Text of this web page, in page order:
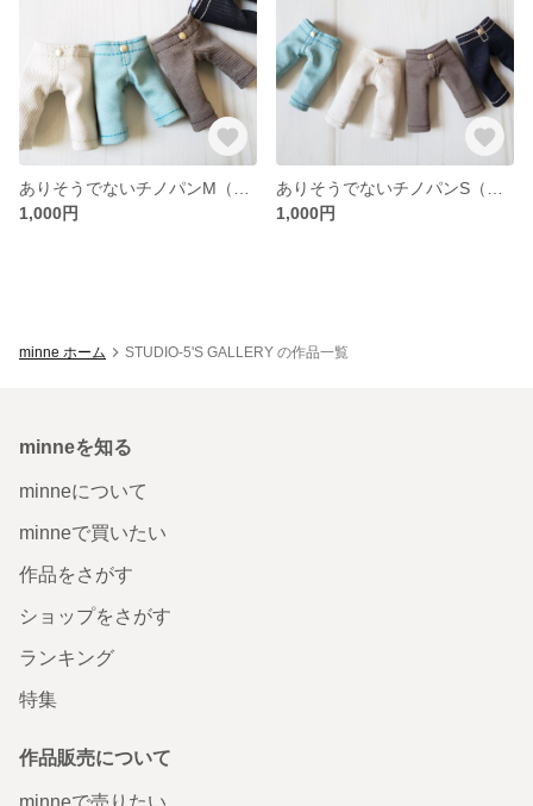
1,000円
1,000円
minne ホーム STUDIO-5'S GALLERY の作品一覧
minneを知る
minneについて
minneで買いたい
作品をさがす
ショップをさがす
ランキング
特集
作品販売について
minneで売りたい